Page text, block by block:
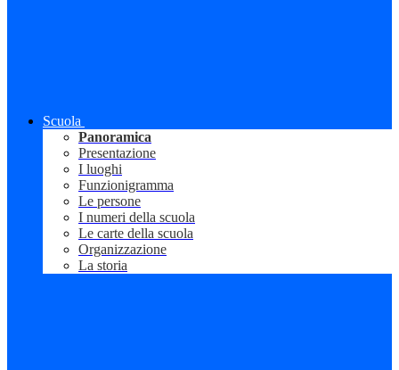
Scuola
Panoramica
Presentazione
I luoghi
Funzionigramma
Le persone
I numeri della scuola
Le carte della scuola
Organizzazione
La storia